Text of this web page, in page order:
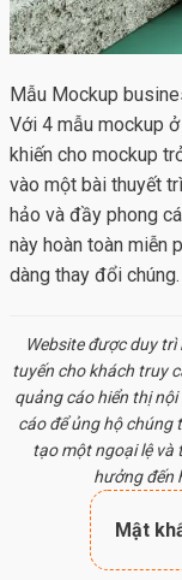
Mẫu Mockup
Với 4 mẫu mockup
khiến cho mockup
vào một bài thuyết
hảo và đầy phong
này hoàn toàn miễn
dàng thay đổi chúng.
Website được duy
tuyến cho khách truy
quảng cáo hiển thị
cáo để ủng hộ chúng
tạo một ngoại lệ và
hưởng đến
Mật